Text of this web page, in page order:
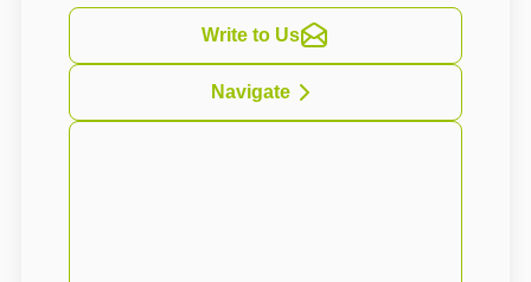
Write to Us
Navigate